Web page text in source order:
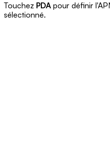
Touchez PDA pour définir
sélectionné.